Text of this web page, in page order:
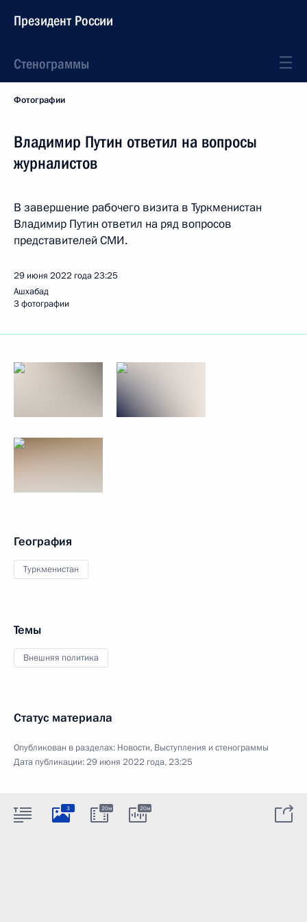
Президент России
Стенограммы
Фотографии
Владимир Путин ответил на вопросы
журналистов
В завершение рабочего визита в Туркменистан
Владимир Путин ответил на ряд вопросов
представителей СМИ.
29 июня 2022 года23:25
Ашхабад
3 фотографии
География
Туркменистан
Темы
Внешняя политика
Статус материала
Опубликован в разделах: Новости, Выступления и стенограммы
Дата публикации:29 июня 2022 года, 23:25
3 20м 20м